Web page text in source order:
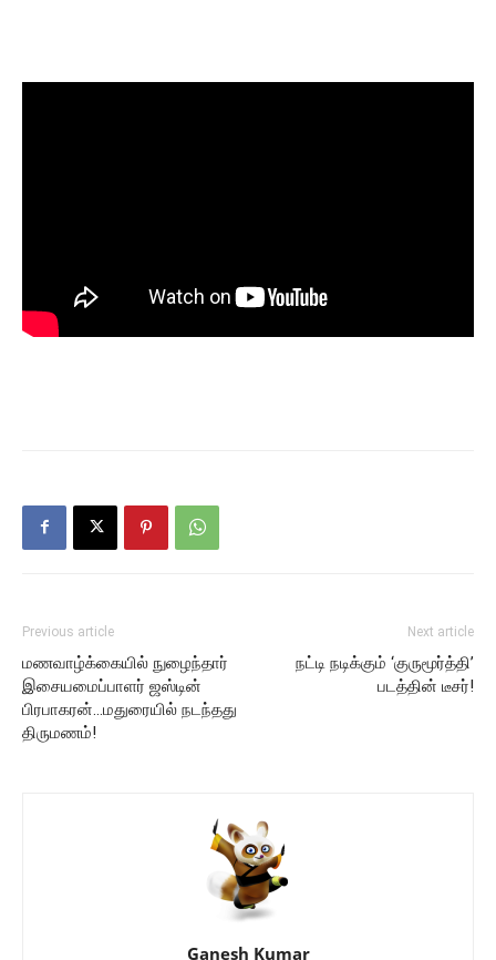
Previous article
மணவாழ்க்கையில் நுழைந்தார்
இசையமைப்பாளர் ஜஸ்டின்
பிரபாகரன்…மதுரையில் நடந்தது
திருமணம்!
Next article
நட்டி நடிக்கும் ‘குருமூர்த்தி’
படத்தின் டீசர்!
Ganesh Kumar